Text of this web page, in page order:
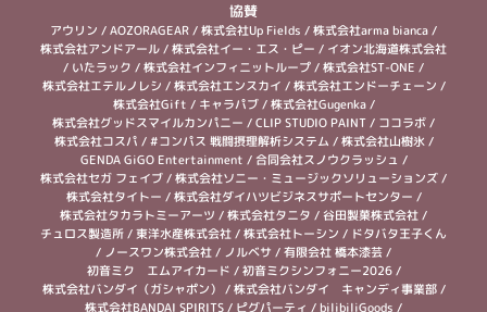
協賛
アウリン /AOZORAGEAR/株式会社Up Fields /株式会社arma bianca/
株式会社アンドアール/株式会社イー・エス・ピー / イオン北海道株式会社
/ いたラック /株式会社インフィニットループ/株式会社ST-ONE /
株式会社エテルノレシ /株式会社エンスカイ /株式会社エンドーチェーン /
株式会社Gift / キャラパブ/株式会社Gugenka/
株式会社グッドスマイルカンパニー /CLIP STUDIO PAINT/ ココラボ/
株式会社コスパ /#コンパス 戦闘摂理解析システム /株式会社山樹氷/
GENDA GiGO Entertainment /合同会社スノウクラッシュ /
株式会社セガ フェイブ/株式会社ソニー・ミュージックソリューションズ/
株式会社タイトー /株式会社ダイハツビジネスサポートセンター /
株式会社タカラトミーアーツ /株式会社タニタ /谷田製菓株式会社/
チュロス製造所/東洋水産株式会社/株式会社トーシン / ドタバタ王子くん
/ ノースワン株式会社/ ノルベサ /有限会社 橋本漆芸/
初音ミク エムアイカード /初音ミクシンフォニー2026/
株式会社バンダイ（ガシャポン） /株式会社バンダイ キャンディ事業部/
株式会社BANDAI SPIRITS/ ピグパーティ /bilibiliGoods /